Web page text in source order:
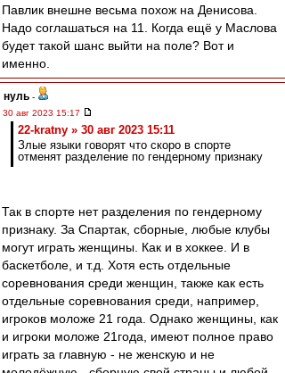
Павлик внешне весьма похож на Денисова.
Надо соглашаться на 11. Когда ещё у Маслова
будет такой шанс выйти на поле? Вот и
именно.
нуль -
30 авг 2023 15:17
22-kratny » 30 авг 2023 15:11
Злые языки говорят что скоро в спорте
отменят разделение по гендерному признаку
Так в спорте нет разделения по гендерному
признаку. За Спартак, сборные, любые клубы
могут играть женщины. Как и в хоккее. И в
баскетболе, и т.д. Хотя есть отдельные
соревнования среди женщин, также как есть
отдельные соревнования среди, например,
игроков моложе 21 года. Однако женщины, как
и игроки моложе 21года, имеют полное право
играть за главную - не женскую и не